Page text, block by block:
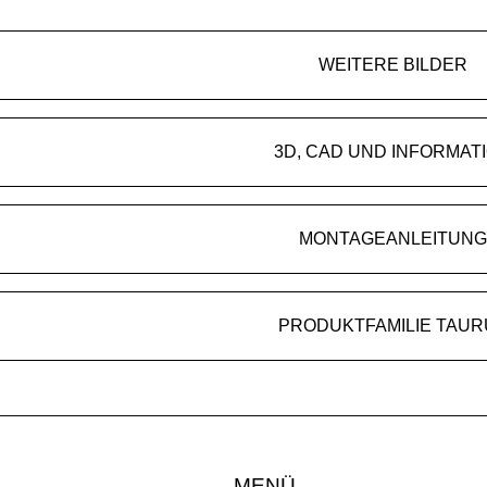
WEITERE BILDER
3D, CAD UND
MONTAGEANLEITUNG
PRODUKTFAMILIE